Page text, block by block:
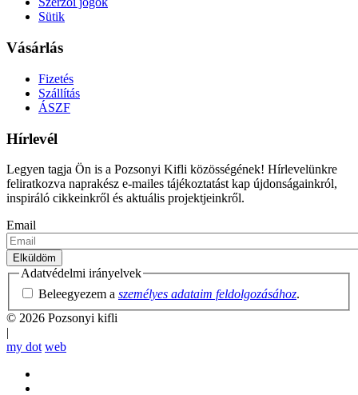
Sütik
Vásárlás
Fizetés
Szállítás
ÁSZF
Hírlevél
Legyen tagja Ön is a Pozsonyi Kifli közösségének! Hírlevelünkre
feliratkozva naprakész e-mailes tájékoztatást kap újdonságainkról,
inspiráló cikkeinkről és aktuális projektjeinkről.
Email
Adatvédelmi irányelvek
Beleegyezem a személyes adataim feldolgozásához.
© 2026 Pozsonyi kifli
|
my dot web